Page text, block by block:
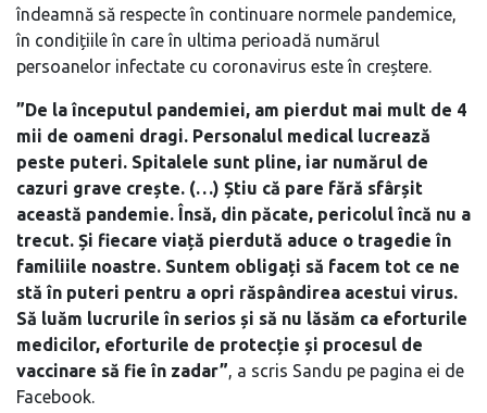
îndeamnă să respecte în continuare normele pandemice,
în condițiile în care în ultima perioadă numărul
persoanelor infectate cu coronavirus este în creștere.
”De la începutul pandemiei, am pierdut mai mult de 4
mii de oameni dragi. Personalul medical lucrează
peste puteri. Spitalele sunt pline, iar numărul de
cazuri grave crește. (…) Știu că pare fără sfârșit
această pandemie. Însă, din păcate, pericolul încă nu a
trecut. Și fiecare viață pierdută aduce o tragedie în
familiile noastre. Suntem obligați să facem tot ce ne
stă în puteri pentru a opri răspândirea acestui virus.
Să luăm lucrurile în serios și să nu lăsăm ca eforturile
medicilor, eforturile de protecție și procesul de
vaccinare să fie în zadar”, a scris Sandu pe pagina ei de
Facebook.